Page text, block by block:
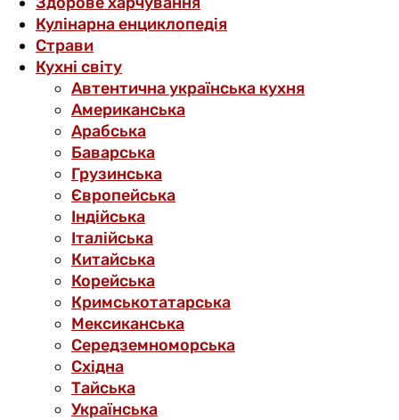
Кулінарна енциклопедія
Страви
Кухні світу
Автентична українська кухня
Американська
Арабська
Баварська
Грузинська
Європейська
Індійська
Італійська
Китайська
Корейська
Кримськотатарська
Мексиканська
Середземноморська
Східна
Тайська
Українська